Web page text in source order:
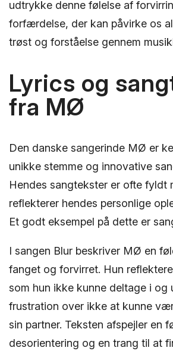
udtrykke denne følelse af
forfærdelse, der kan påvirke os
trøst og forståelse gennem
Lyrics og
fra MØ
Den danske sangerinde MØ er
unikke stemme og innovative
Hendes sangtekster er ofte fyldt
reflekterer hendes personlige
Et godt eksempel på dette er
I sangen Blur beskriver MØ en
fanget og forvirret. Hun
som hun ikke kunne deltage i og
frustration over ikke at kunne
sin partner. Teksten afspejler en
desorientering og en trang til at